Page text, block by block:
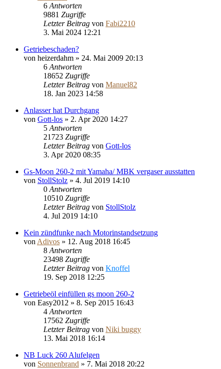
6 Antworten
9881 Zugriffe
Letzter Beitrag von Fabi2210
3. Mai 2024 12:21
Getriebeschaden?
von heizerdahm » 24. Mai 2009 20:13
6 Antworten
18652 Zugriffe
Letzter Beitrag von Manuel82
18. Jan 2023 14:58
Anlasser hat Durchgang
von Gott-los » 2. Apr 2020 14:27
5 Antworten
21723 Zugriffe
Letzter Beitrag von Gott-los
3. Apr 2020 08:35
Gs-Moon 260-2 mit Yamaha/ MBK vergaser ausstatten
von StollStolz » 4. Jul 2019 14:10
0 Antworten
10510 Zugriffe
Letzter Beitrag von StollStolz
4. Jul 2019 14:10
Kein zündfunke nach Motorinstandsetzung
von Adivos » 12. Aug 2018 16:45
8 Antworten
23498 Zugriffe
Letzter Beitrag von Knoffel
19. Sep 2018 12:25
Getriebeöl einfüllen gs moon 260-2
von Easy2012 » 8. Sep 2015 16:43
4 Antworten
17562 Zugriffe
Letzter Beitrag von Niki buggy
13. Mai 2018 16:14
NB Luck 260 Alufelgen
von Sonnenbrand » 7. Mai 2018 20:22